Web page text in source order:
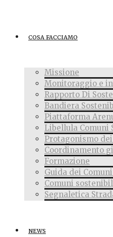
COSA FACCIAMO
Missione
Monitoraggio e
Rapporto Di
Bandiera
Piattaforma
Libellula Comuni
Protagonismo
Coordinamento
Formazione
Guida dei
Comuni
Segnaletica
NEWS